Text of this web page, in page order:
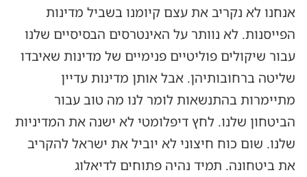
אנחנו לא נקריב את עצם קיומנו בשביל מדינות
הפייסנות. לא נוותר על האינטרסים הבסיסיים שלנו
עבור שיקולים פוליטיים פנימיים של מדינות שאיבדו
שליטה ברחובותיהן. אבל אותן מדינות עדיין
מתיימרות בהתנשאות לומר לנו מה טוב עבור
הביטחון שלנו. לחץ דיפלומטי לא ישנה את המדיניות
שלנו. שום כוח חיצוני לא יוביל את ישראל להקריב
את ביטחונה. תמיד נהיה פתוחים לדיאלוג